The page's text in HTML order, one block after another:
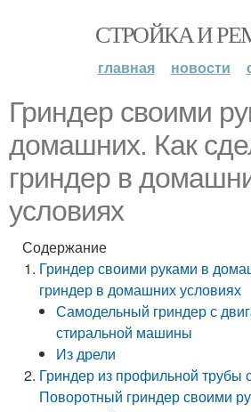
СТРОЙКА И
главная новости
Гриндер своими
домашних. Как
гриндер в
условиях
Содержание
Гриндер своими руками в
гриндер в домашних условиях
Самодельный гриндер с
стиральной машины
Из дрели
Гриндер из профильной трубы
Поворотный гриндер своими